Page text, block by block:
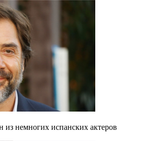
из немногих испанских актеров